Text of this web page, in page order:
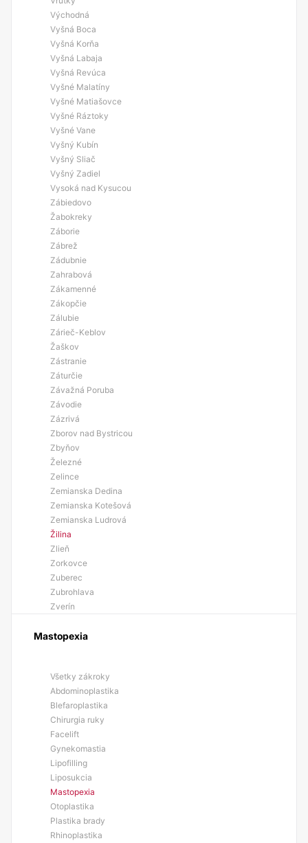
Východná
Vyšná Boca
Vyšná Korňa
Vyšná Labaja
Vyšná Revúca
Vyšné Malatíny
Vyšné Matiašovce
Vyšné Ráztoky
Vyšné Vane
Vyšný Kubín
Vyšný Sliač
Vyšný Zadiel
Vysoká nad Kysucou
Zábiedovo
Žabokreky
Záborie
Zábrež
Zádubnie
Zahrabová
Zákamenné
Zákopčie
Zálubie
Zárieč-Keblov
Žaškov
Zástranie
Záturčie
Závažná Poruba
Závodie
Zázrivá
Zborov nad Bystricou
Zbyňov
Železné
Zelince
Zemianska Dedina
Zemianska Kotešová
Zemianska Ludrová
Žilina
Zlieň
Zorkovce
Zuberec
Zubrohlava
Zverín
Mastopexia
Všetky zákroky
Abdominoplastika
Blefaroplastika
Chirurgia ruky
Facelift
Gynekomastia
Lipofilling
Liposukcia
Mastopexia
Otoplastika
Plastika brady
Rhinoplastika